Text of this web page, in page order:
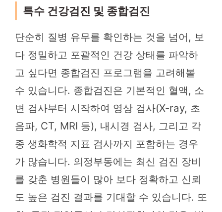
특수 건강검진 및 종합검진
단순히 질병 유무를 확인하는 것을 넘어, 보
다 정밀하고 포괄적인 건강 상태를 파악하
고 싶다면 종합검진 프로그램을 고려해볼
수 있습니다. 종합검진은 기본적인 혈액, 소
변 검사부터 시작하여 영상 검사(X-ray, 초
음파, CT, MRI 등), 내시경 검사, 그리고 각
종 생화학적 지표 검사까지 포함하는 경우
가 많습니다. 의정부동에는 최신 검진 장비
를 갖춘 병원들이 많아 보다 정확하고 신뢰
도 높은 검진 결과를 기대할 수 있습니다. 또